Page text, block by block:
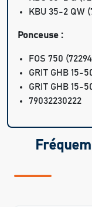
KBU 35-2 QW
Ponceuse :
FOS 750
GRIT GHB 15-
GRIT GHB 15-
79032230222